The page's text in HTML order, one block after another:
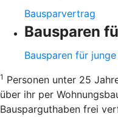
Bausparvertrag
Bausparen
Bausparen für
1 Personen unter 25
über ihr per
Bausparguthaben frei